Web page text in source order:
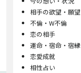
相手の欲望・願望
不倫・W不倫
恋の相手
運命・宿命・宿縁
恋愛成就
相性占い